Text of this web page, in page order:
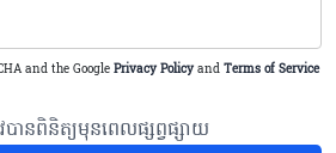
and the Google Privacy Policy and Terms of Service
នពិនិត្យមុនពេលផ្សព្វផ្សាយ